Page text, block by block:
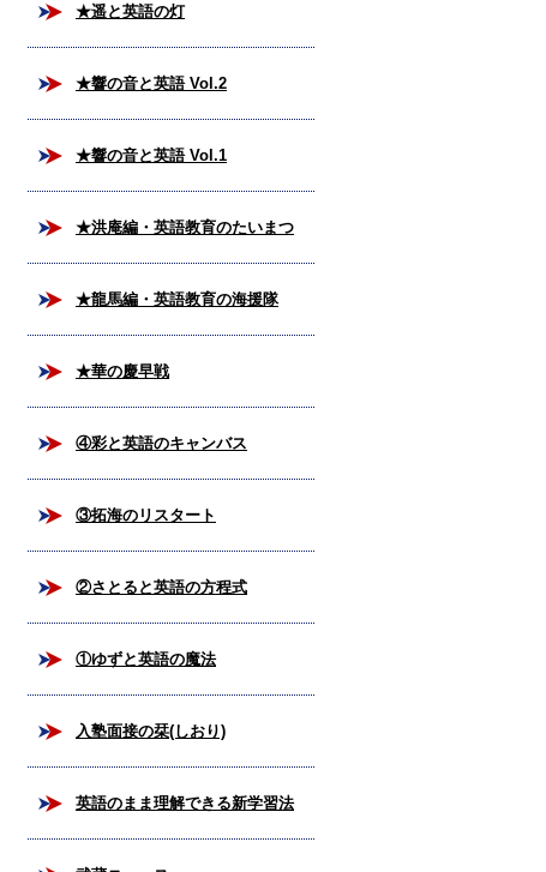
★遥と英語の灯
★響の音と英語 Vol.2
★響の音と英語 Vol.1
★洪庵編・英語教育のたいまつ
★龍馬編・英語教育の海援隊
★華の慶早戦
④彩と英語のキャンバス
③拓海のリスタート
②さとると英語の方程式
①ゆずと英語の魔法
入塾面接の栞(しおり)
英語のまま理解できる新学習法